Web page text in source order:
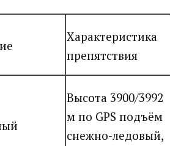
Характеристика
препятствия
Высота 3900/3992
м по GPS подъём
снежно-ледовый,